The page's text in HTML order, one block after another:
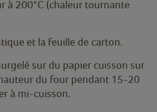
à 200°C (chaleur tournante
et la feuille de carton.
sur du papier cuisson sur
du four pendant 15-20
à mi-cuisson.